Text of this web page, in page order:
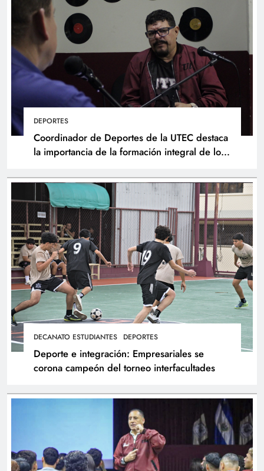
DEPORTES
Coordinador de Deportes de la UTEC destaca
la importancia de la formación integral de los
DECANATO ESTUDIANTES DEPORTES
Deporte e integración: Empresariales se
corona campeón del torneo interfacultades